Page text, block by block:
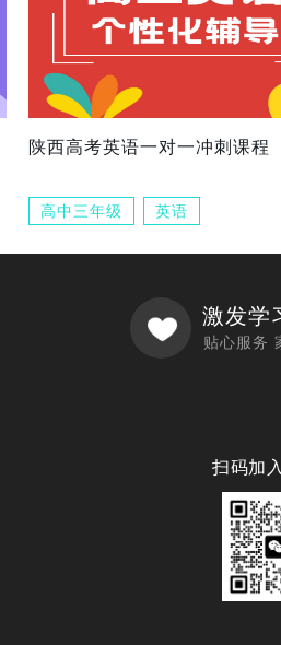
陕西高考英语一对一冲刺课程
高中三年级 英语
激发学
贴心服务
扫码加